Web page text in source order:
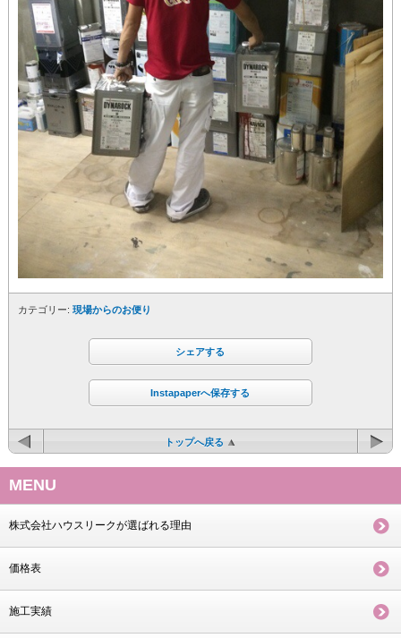
カテゴリー: 現場からのお便り
シェアする
Instapaperへ保存する
トップへ戻る
MENU
株式会社ハウスリークが選ばれる理由
価格表
施工実績